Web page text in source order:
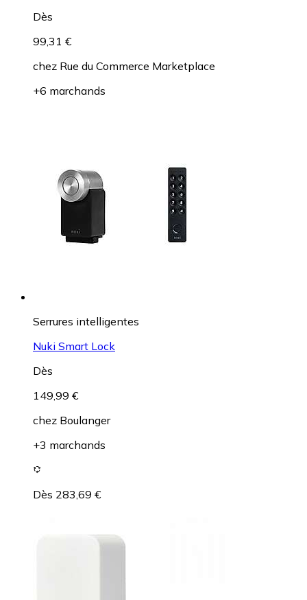
Dès
99,31 €
chez Rue du Commerce Marketplace
+6 marchands
Serrures intelligentes
Nuki Smart Lock
Dès
149,99 €
chez Boulanger
+3 marchands
Dès 283,69 €